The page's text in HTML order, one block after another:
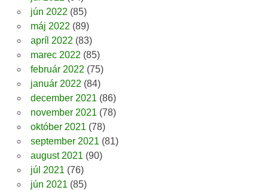
jún 2022 (85)
máj 2022 (89)
apríl 2022 (83)
marec 2022 (85)
február 2022 (75)
január 2022 (84)
december 2021 (86)
november 2021 (78)
október 2021 (78)
september 2021 (81)
august 2021 (90)
júl 2021 (76)
jún 2021 (85)